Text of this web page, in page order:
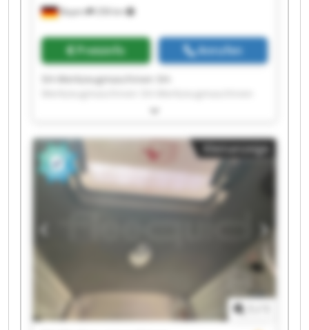
Bayern 258 km
Preisinfo Anrufen
SH-Werkzeugmaschinen SH-
SH-Werkzeugmaschinen SH-
SH-Werkzeugmaschinen SH-
Werkzeugmaschinen SH-Werkzeugmaschinen
SH-Werkzeugmaschinen SH-
Werkzeugmaschinen SH-Werkzeugmaschinen
SH-Werkzeugmaschinen SH-
Werkzeugmaschinen SH-Werkzeugmaschinen
SH-Werkzeugmaschinen SH-
Werkzeugmaschinen SH-Werkzeugmaschinen
SH-Werkzeugmaschinen SH-
Werkzeugmaschinen
Kleinanzeige